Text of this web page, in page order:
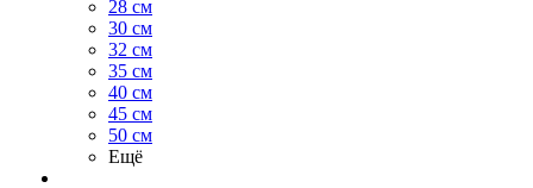
28 см
30 см
32 см
35 см
40 см
45 см
50 см
Ещё